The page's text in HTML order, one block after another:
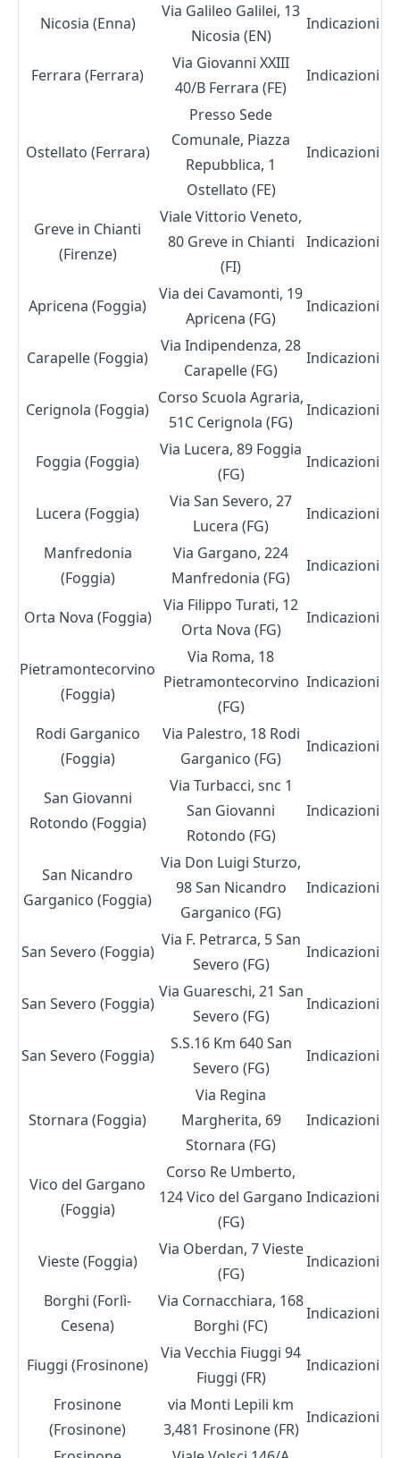
Nicosia (Enna)
Via Galileo Galilei, 13
Nicosia (EN)
Indicazioni
Ferrara (Ferrara)
Via Giovanni XXIII
40/B Ferrara (FE)
Indicazioni
Ostellato (Ferrara)
Presso Sede
Comunale, Piazza
Repubblica, 1
Ostellato (FE)
Indicazioni
Greve in Chianti
(Firenze)
Viale Vittorio Veneto,
80 Greve in Chianti
(FI)
Indicazioni
Apricena (Foggia)
Via dei Cavamonti, 19
Apricena (FG)
Indicazioni
Carapelle (Foggia)
Via Indipendenza, 28
Carapelle (FG)
Indicazioni
Cerignola (Foggia)
Corso Scuola Agraria,
51C Cerignola (FG)
Indicazioni
Foggia (Foggia)
Via Lucera, 89 Foggia
(FG)
Indicazioni
Lucera (Foggia)
Via San Severo, 27
Lucera (FG)
Indicazioni
Manfredonia
(Foggia)
Via Gargano, 224
Manfredonia (FG)
Indicazioni
Orta Nova (Foggia)
Via Filippo Turati, 12
Orta Nova (FG)
Indicazioni
Pietramontecorvino
(Foggia)
Via Roma, 18
Pietramontecorvino
(FG)
Indicazioni
Rodi Garganico
(Foggia)
Via Palestro, 18 Rodi
Garganico (FG)
Indicazioni
San Giovanni
Rotondo (Foggia)
Via Turbacci, snc 1
San Giovanni
Rotondo (FG)
Indicazioni
San Nicandro
Garganico (Foggia)
Via Don Luigi Sturzo,
98 San Nicandro
Garganico (FG)
Indicazioni
San Severo (Foggia)
Via F. Petrarca, 5 San
Severo (FG)
Indicazioni
San Severo (Foggia)
Via Guareschi, 21 San
Severo (FG)
Indicazioni
San Severo (Foggia)
S.S.16 Km 640 San
Severo (FG)
Indicazioni
Stornara (Foggia)
Via Regina
Margherita, 69
Stornara (FG)
Indicazioni
Vico del Gargano
(Foggia)
Corso Re Umberto,
124 Vico del Gargano
(FG)
Indicazioni
Vieste (Foggia)
Via Oberdan, 7 Vieste
(FG)
Indicazioni
Borghi (Forlì-
Cesena)
Via Cornacchiara, 168
Borghi (FC)
Indicazioni
Fiuggi (Frosinone)
Via Vecchia Fiuggi 94
Fiuggi (FR)
Indicazioni
Frosinone
(Frosinone)
via Monti Lepili km
3,481 Frosinone (FR)
Indicazioni